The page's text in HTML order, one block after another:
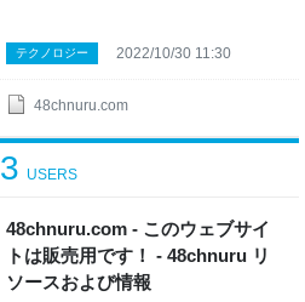
48chnuru.com
テクノロジー 2022/10/30 11:30
48chnuru.com - このウェブサイ
トは販売用です！ - 48chnuru リ
ソースおよび情報
3 USERS